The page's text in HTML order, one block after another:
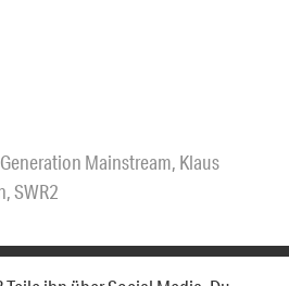
Generation Mainstream, Klaus
,SWR2